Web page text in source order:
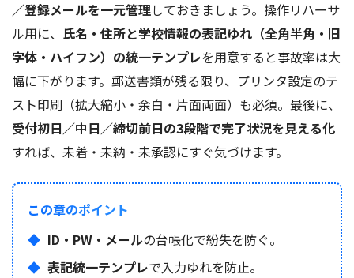
／登録メールを一元管理しておきましょう。操作リハーサ
ル用に、 氏名・住所と学校情報の表記ゆれ（全角半角・旧
字体・ハイフン）の統一テンプレを用意すると事故率は大
幅に下がります。郵送書類が残る限り、プリンタ設定のテ
スト印刷（拡大縮小・余白・片面両面）も必須。最後に、
受付初日／中日／締切前日の3段階で完了状況を見える化
すれば、未着・未納・未承認にすぐ気づけます。
この章のポイント
ID・PW・メールの台帳化で紛失を防ぐ。
表記統一テンプレで入力ゆれを防止。